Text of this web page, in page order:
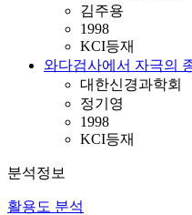
김주용
1998
KCI등재
와다검사에서 자극의
대한신경과학회
정기영
1998
KCI등재
분석정보
활용도 분석